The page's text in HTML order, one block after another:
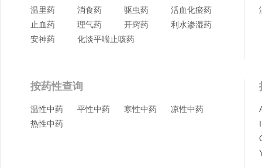
温里药
消食药 驱虫药
活血化瘀药
止血药
理气药 开窍药
利水渗湿药
安神药
化淡平喘止咳药
按药性查询
温性中药 平性中药 寒性中药
凉性中药
热性中药
I